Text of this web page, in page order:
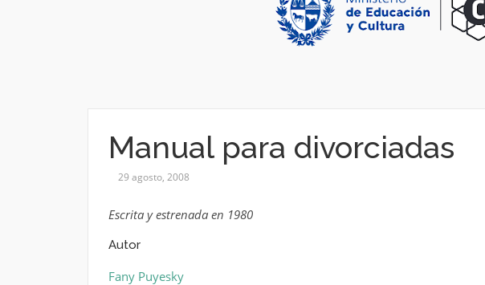
Manual para divorciadas
29 agosto, 2008
Escrita y estrenada en 1980
Autor
Fany Puyesky